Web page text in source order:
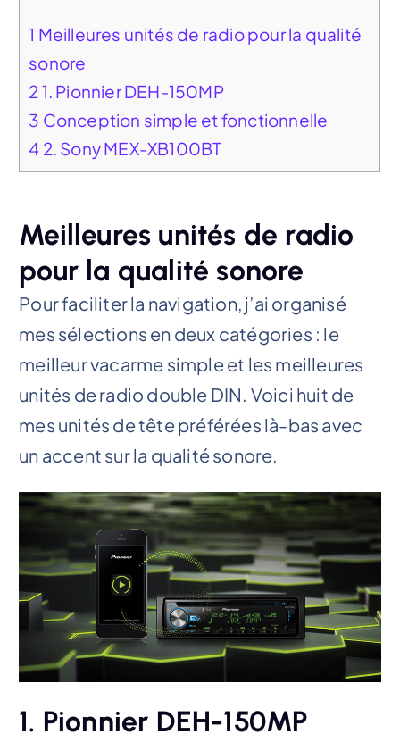
1 Meilleures unités de radio pour la qualité
sonore
2 1. Pionnier DEH-150MP
3 Conception simple et fonctionnelle
4 2. Sony MEX-XB100BT
Meilleures unités de radio
pour la qualité sonore
Pour faciliter la navigation, j’ai organisé
mes sélections en deux catégories : le
meilleur vacarme simple et les meilleures
unités de radio double DIN. Voici huit de
mes unités de tête préférées là-bas avec
un accent sur la qualité sonore.
1. Pionnier DEH-150MP